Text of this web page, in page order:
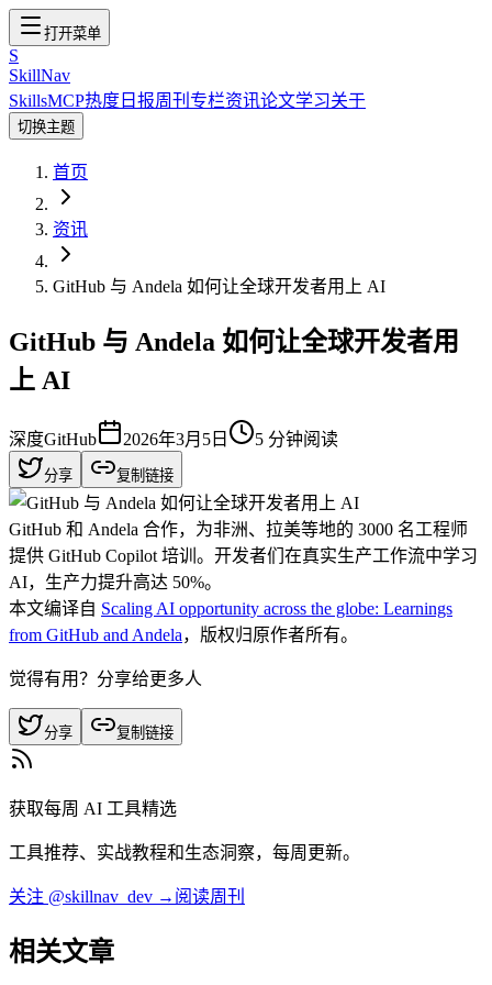
打开菜单
S
SkillNav
SkillsMCP热度 日报周刊 专栏资讯论文学习关于
切换主题
首页
资讯
GitHub 与 Andela 如何让全球开发者用上 AI
GitHub 与 Andela 如何让全球开发者用
上 AI
深度GitHub 2026年3月5日 5 分钟阅读
分享 复制链接
GitHub 和 Andela 合作，为非洲、拉美等地的 3000 名工程师
提供 GitHub Copilot 培训。开发者们在真实生产工作流中学习
AI，生产力提升高达 50%。
本文编译自 Scaling AI opportunity across the globe: Learnings
from GitHub and Andela，版权归原作者所有。
觉得有用？分享给更多人
分享 复制链接
获取每周 AI 工具精选
工具推荐、实战教程和生态洞察，每周更新。
关注 @skillnav_dev → 阅读周刊
相关文章